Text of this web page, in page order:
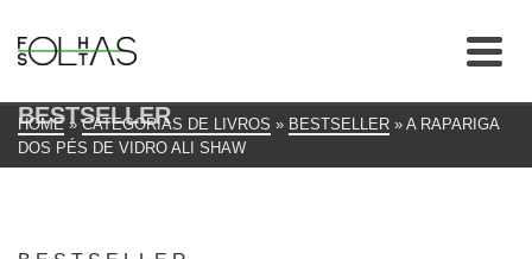
BESTSELLER
HOME » CATEGORIAS DE LIVROS » BESTSELLER » A RAPARIGA
DOS PÉS DE VIDRO ALI SHAW